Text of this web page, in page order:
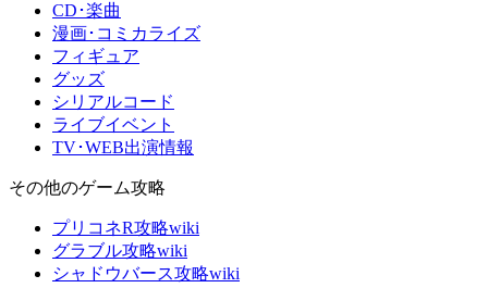
CD･楽曲
漫画･コミカライズ
フィギュア
グッズ
シリアルコード
ライブイベント
TV･WEB出演情報
その他のゲーム攻略
プリコネR攻略wiki
グラブル攻略wiki
シャドウバース攻略wiki